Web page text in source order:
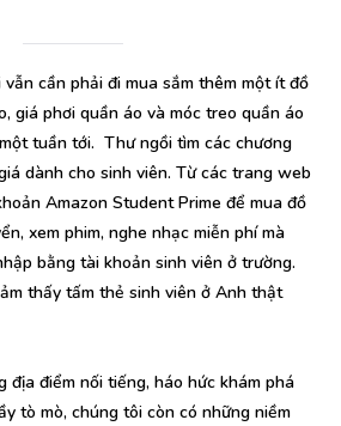
cần phải đi mua sắm thêm một ít đồ
giá phơi quần áo và móc treo quần áo
tuần tới. Thư ngồi tìm các chương
dành cho sinh viên. Từ các trang web
Amazon Student Prime để mua đồ
xem phim, nghe nhạc miễn phí mà
bằng tài khoản sinh viên ở trường.
thấy tấm thẻ sinh viên ở Anh thật
địa điểm nối tiếng, háo hức khám phá
tò mò, chúng tôi còn có những niềm